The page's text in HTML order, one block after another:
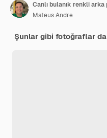
Canlı bulanık renkli arka
Mateus Andre
Şunlar gibi fotoğraflar